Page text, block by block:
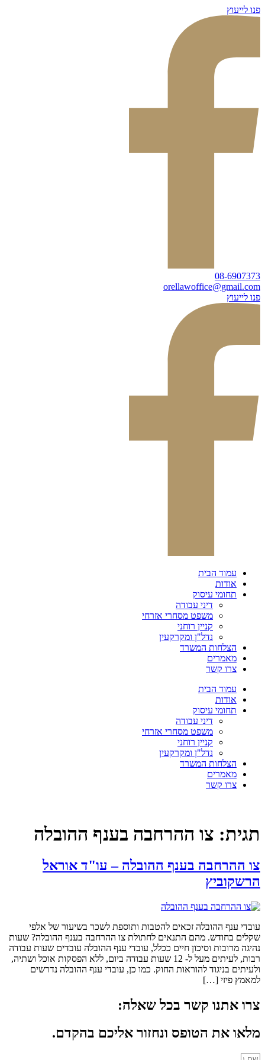
דלג
לתוכן
פנו לייעוץ
08-6907373
orellawoffice@gmail.com
פנו לייעוץ
עמוד הבית
אודות
תחומי עיסוק
דיני עבודה
משפט מסחרי אזרחי
קניין רוחני
נדל"ן ומקרקעין
הצלחות המשרד
מאמרים
צרו קשר
עמוד הבית
אודות
תחומי עיסוק
דיני עבודה
משפט מסחרי אזרחי
קניין רוחני
נדל"ן ומקרקעין
הצלחות המשרד
מאמרים
צרו קשר
תגית: צו ההרחבה בענף ההובלה
צו ההרחבה בענף ההובלה – עו"ד אוראל
הרשקוביץ
עובדי ענף ההובלה זכאים להטבות ותוספת לשכר בשיעור של אלפי
שקלים בחודש. מהם התנאים לחתולת צו ההרחבה בענף ההובלה? שעות
נהיגה מרובות וסיכון חיים ככלל, עובדי ענף ההובלה עובדים שעות עבודה
רבות, לעיתים מעל ל- 12 שעות עבודה ביום, ללא הפסקות אוכל ושתיה,
ולעיתים בניגוד להוראות החוק. כמו כן, עובדי ענף ההובלה נדרשים
למאמץ פיזי […]
צרו אתנו קשר בכל שאלה:
מלאו את הטופס ונחזור אליכם בהקדם.